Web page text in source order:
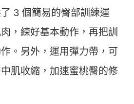
3 個簡易的臀部訓練運
，練好基本動作，再把訓
。另外，運用彈力帶，可
肌收縮，加速蜜桃臀的修